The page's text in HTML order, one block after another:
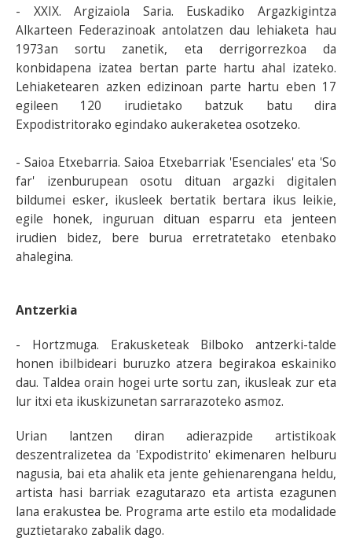
- XXIX. Argizaiola Saria. Euskadiko Argazkigintza
Alkarteen Federazinoak antolatzen dau lehiaketa hau
1973an sortu zanetik, eta derrigorrezkoa da
konbidapena izatea bertan parte hartu ahal izateko.
Lehiaketearen azken edizinoan parte hartu eben 17
egileen 120 irudietako batzuk batu dira
Expodistritorako egindako aukeraketea osotzeko.
- Saioa Etxebarria. Saioa Etxebarriak 'Esenciales' eta 'So
far' izenburupean osotu dituan argazki digitalen
bildumei esker, ikusleek bertatik bertara ikus leikie,
egile honek, inguruan dituan esparru eta jenteen
irudien bidez, bere burua erretratetako etenbako
ahalegina.
Antzerkia
- Hortzmuga. Erakusketeak Bilboko antzerki-talde
honen ibilbideari buruzko atzera begirakoa eskainiko
dau. Taldea orain hogei urte sortu zan, ikusleak zur eta
lur itxi eta ikuskizunetan sarrarazoteko asmoz.
Urian lantzen diran adierazpide artistikoak
deszentralizetea da 'Expodistrito' ekimenaren helburu
nagusia, bai eta ahalik eta jente gehienarengana heldu,
artista hasi barriak ezagutarazo eta artista ezagunen
lana erakustea be. Programa arte estilo eta modalidade
guztietarako zabalik dago.